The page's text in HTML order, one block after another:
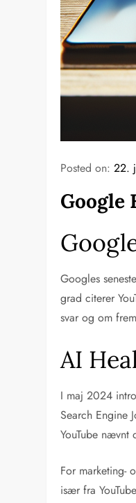
Posted on:22.
Google
Googles
grad citerer
svar og om
AI
I maj 2024
Search Engine
YouTube nævnt
For marketing-
især fra